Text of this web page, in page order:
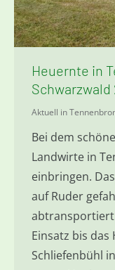
Heuernte in
Schwarzwald
Aktuell in
Bei dem
Landwirte in
einbringen.
auf Ruder
Einsatz bis das
Schliefenbühl